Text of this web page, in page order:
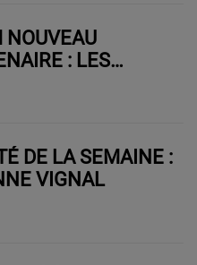
NOUVEAU
: LES
DE LA SEMAINE :
VIGNAL